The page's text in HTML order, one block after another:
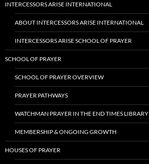
INTERCESSORS ARISE INTERNATIONAL
ABOUT INTERCESSORS ARISE INTERNATIONAL
INTERCESSORS ARISE SCHOOL OF PRAYER
SCHOOL OF PRAYER
SCHOOL OF PRAYER OVERVIEW
PRAYER PATHWAYS
WATCHMAN PRAYER IN THE END TIMES LIBRARY
MEMBERSHIP & ONGOING GROWTH
HOUSES OF PRAYER